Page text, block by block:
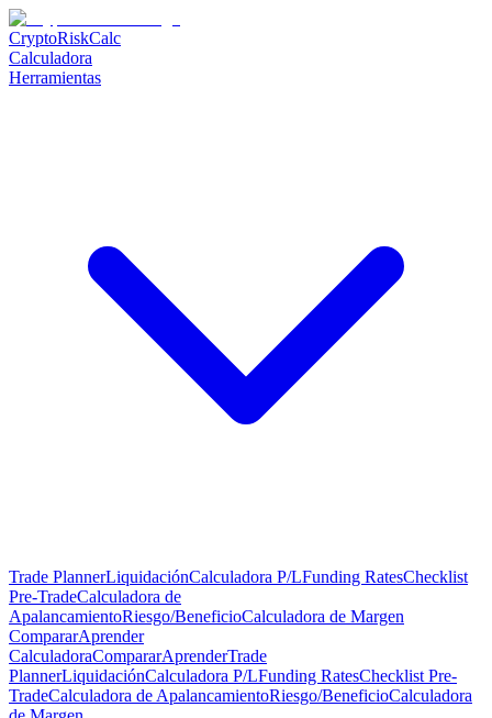
CryptoRiskCalc
Calculadora
Herramientas
Trade PlannerLiquidaciónCalculadora P/LFunding RatesChecklist
Pre-TradeCalculadora de
ApalancamientoRiesgo/BeneficioCalculadora de Margen
CompararAprender
CalculadoraCompararAprenderTrade
PlannerLiquidaciónCalculadora P/LFunding RatesChecklist Pre-
TradeCalculadora de ApalancamientoRiesgo/BeneficioCalculadora